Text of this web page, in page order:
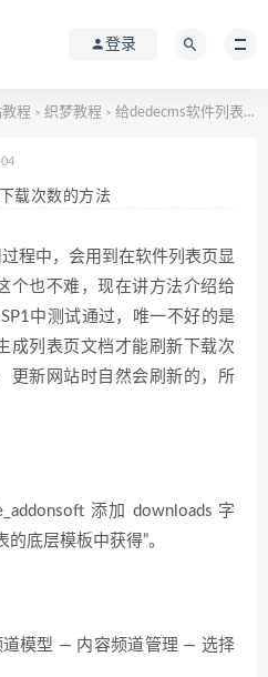
登录
教程 > 织梦教程 > 给dedecms软件列表页添加下载次数的方法
载次数的方法
中，会用到在软件列表页显
个也不难，现在讲方法介绍给
中测试通过，唯一不好的是
成列表页文档才能刷新下载次
更新网站时自然会刷新的，所
添加 downloads 字
底层模板中获得”。
型 — 内容频道管理 — 选择